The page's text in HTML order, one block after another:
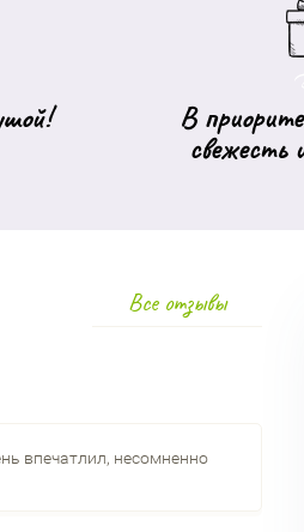
В
свежесть
Все отзывы
впечатлил, несомненно